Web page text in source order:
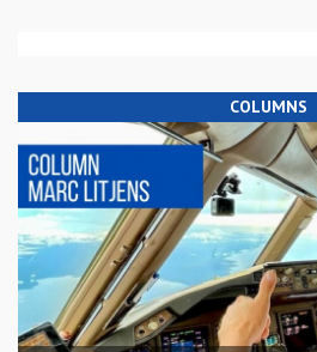
COLUMNS